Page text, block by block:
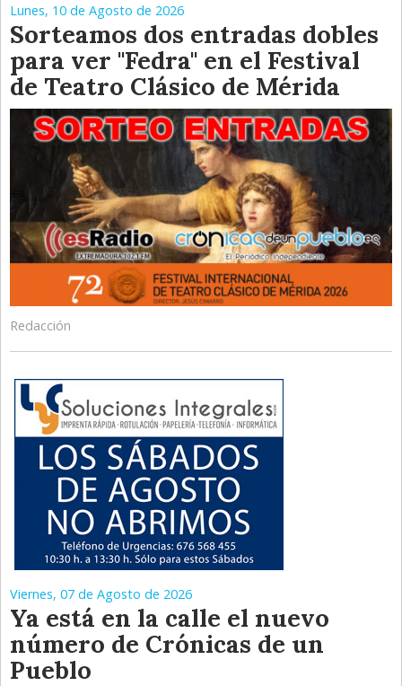
Lunes, 10 de Agosto de 2026
Sorteamos dos entradas dobles
para ver "Fedra" en el Festival
de Teatro Clásico de Mérida
Redacción
Viernes, 07 de Agosto de 2026
Ya está en la calle el nuevo
número de Crónicas de un
Pueblo